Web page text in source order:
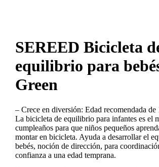
SEREED Bicicleta
equilibrio para
Green
– Crece en diversión: Edad recomendada de
La bicicleta de equilibrio para infantes es el
cumpleaños para que niños pequeños
montar en bicicleta. Ayuda a desarrollar el
bebés, noción de dirección, para
confianza a una edad temprana.